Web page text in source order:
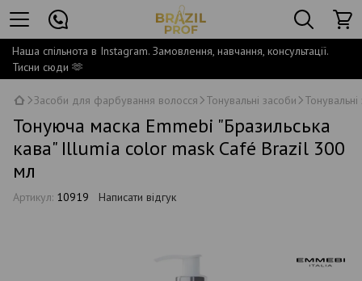
Наша спільнота в Instagram. Замовлення, навчання, консультації.
Тисни сюди 🫶
Засоби для фарбування волосся Тонувальні засоби
Тонуюча маска Emmebi "Бразильська
кава" Illumia color mask Café Brazil 300
мл
Артикул: 10919 Написати відгук